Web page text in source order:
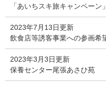
「あいちスキ旅キャンペー
2023年7月13日更新
飲食店等誘客事業への参画希
2023年3月3日更新
保養センター尾張あさひ苑